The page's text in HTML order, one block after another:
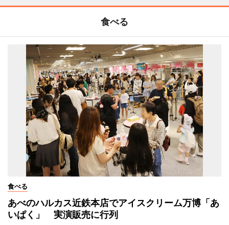
食べる
食べる
あべのハルカス近鉄本店でアイスクリーム万博「あ
いぱく」 実演販売に行列